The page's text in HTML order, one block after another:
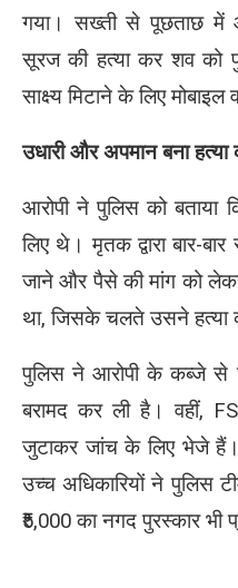
गया। सख्ती से पूछताछ में
सूरज की हत्या कर शव को
साक्ष्य मिटाने के लिए मोबाइल
उधारी और अपमान बना हत्या
आरोपी ने पुलिस को
लिए थे। मृतक द्वारा बार-
जाने और पैसे की मांग को
था, जिसके चलते उसने हत्या
पुलिस ने आरोपी के कब्जे से
बरामद कर ली है। वहीं,
जुटाकर जांच के लिए भेजे
उच्च अधिकारियों ने पुलिस
₹5,000 का नगद पुरस्कार भी